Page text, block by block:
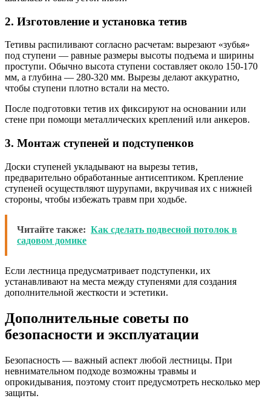
2. Изготовление и установка тетив
Тетивы распиливают согласно расчетам: вырезают «зубья»
под ступени — равные размеры высоты подъема и ширины
проступи. Обычно высота ступени составляет около 150-170
мм, а глубина — 280-320 мм. Вырезы делают аккуратно,
чтобы ступени плотно встали на место.
После подготовки тетив их фиксируют на основании или
стене при помощи металлических креплений или анкеров.
3. Монтаж ступеней и подступенков
Доски ступеней укладывают на вырезы тетив,
предварительно обработанные антисептиком. Крепление
ступеней осуществляют шурупами, вкручивая их с нижней
стороны, чтобы избежать травм при ходьбе.
Читайте также: Как сделать подвесной потолок в
садовом домике
Если лестница предусматривает подступенки, их
устанавливают на места между ступенями для создания
дополнительной жесткости и эстетики.
Дополнительные советы по
безопасности и эксплуатации
Безопасность — важный аспект любой лестницы. При
невнимательном подходе возможны травмы и
опрокидывания, поэтому стоит предусмотреть несколько мер
защиты.